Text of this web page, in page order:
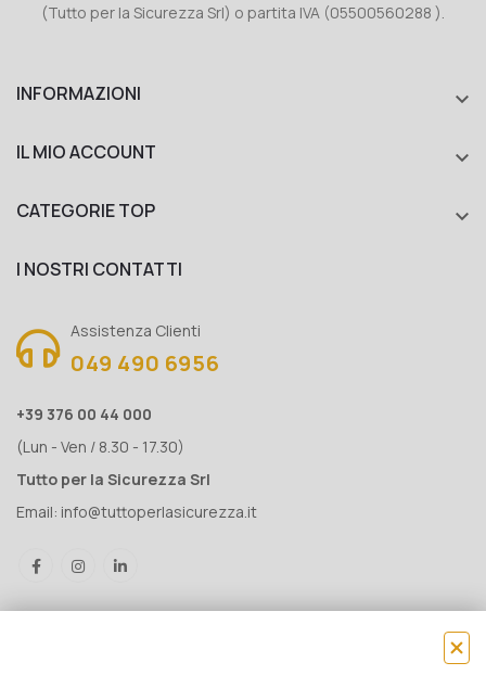
(Tutto per la Sicurezza Srl) o partita IVA (05500560288 ).
INFORMAZIONI 
IL MIO ACCOUNT 
CATEGORIE TOP 
I NOSTRI CONTATTI
Assistenza Clienti
049 490 6956
+39 376 00 44 000
(Lun - Ven / 8.30 - 17.30)
Tutto per la Sicurezza Srl
Email: info@tuttoperlasicurezza.it